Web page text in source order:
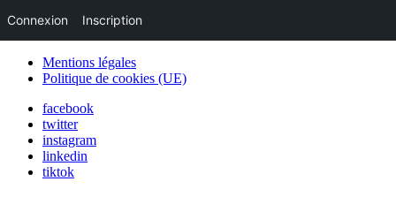
Mentions légales
Politique de cookies (UE)
facebook
twitter
instagram
linkedin
tiktok
Connexion Inscription